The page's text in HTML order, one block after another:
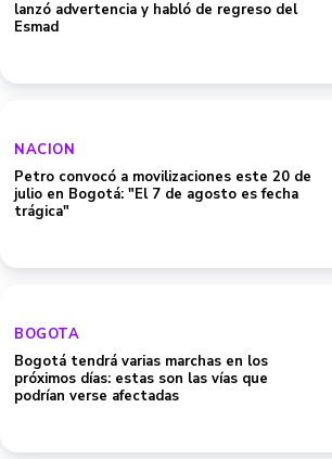
lanzó advertencia y habló de regreso del
Esmad
NACION
Petro convocó a movilizaciones este 20 de
julio en Bogotá: "El 7 de agosto es fecha
trágica"
BOGOTA
Bogotá tendrá varias marchas en los
próximos días: estas son las vías que
podrían verse afectadas